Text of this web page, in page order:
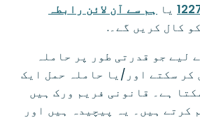
یا ہم سے آن لائن رابطہ
کال کریں گے۔.
لیے جو قدرتی طور پر حاملہ
کر سکتے اور/یا حاملہ حمل ایک
ہے۔ قانونی فریم ورک ہیں
کرتے ہیں۔ یہ پیچیدہ ہیں اور